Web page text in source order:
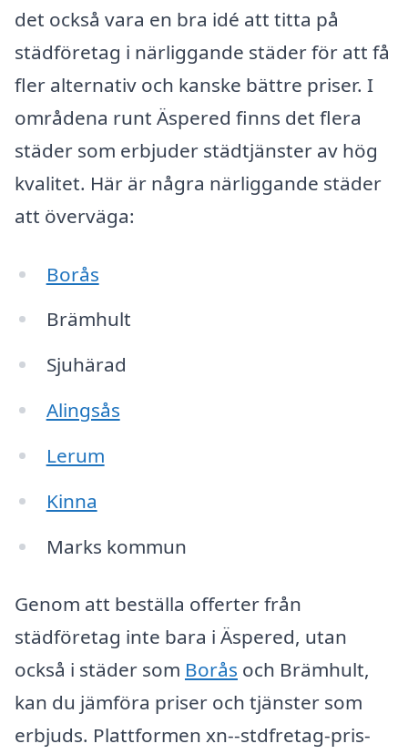
det också vara en bra idé att titta på
städföretag i närliggande städer för att få
fler alternativ och kanske bättre priser. I
områdena runt Äspered finns det flera
städer som erbjuder städtjänster av hög
kvalitet. Här är några närliggande städer
att överväga:
Borås
Brämhult
Sjuhärad
Alingsås
Lerum
Kinna
Marks kommun
Genom att beställa offerter från
städföretag inte bara i Äspered, utan
också i städer som Borås och Brämhult,
kan du jämföra priser och tjänster som
erbjuds. Plattformen xn--stdfretag-pris-